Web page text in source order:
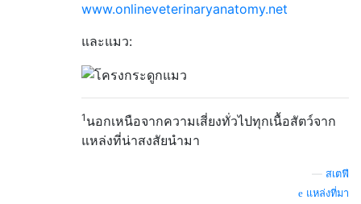
www.onlineveterinaryanatomy.net
และแมว:
1 นอกเหนือจากความเสี่ยงทั่วไปทุกเนื้อสัตว์จาก
แหล่งที่น่าสงสัยนำมา
สเตฟี
แหล่งที่มา